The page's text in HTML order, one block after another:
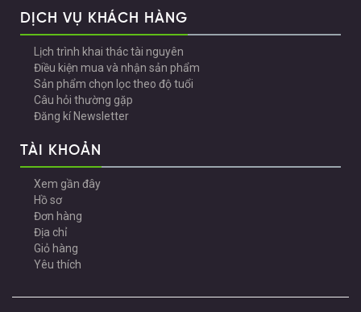
DỊCH VỤ KHÁCH HÀNG
Lịch trình khai thác tài nguyên
Điều kiện mua và nhận sản phẩm
Sản phẩm chọn lọc theo độ tuổi
Câu hỏi thường gặp
Đăng kí Newsletter
TÀI KHOẢN
Xem gần đây
Hồ sơ
Đơn hàng
Địa chỉ
Giỏ hàng
Yêu thích